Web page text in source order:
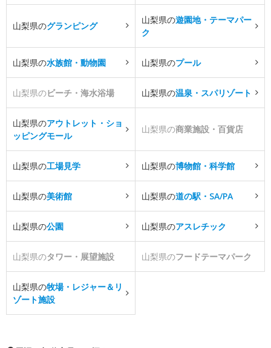
山梨県のグランピング
山梨県の遊園地・テーマパー
ク
山梨県の水族館・動物園 山梨県のプール
山梨県のビーチ・海水浴場 山梨県の温泉・スパリゾート
山梨県のアウトレット・ショ
ッピングモール
山梨県の商業施設・百貨店
山梨県の工場見学 山梨県の博物館・科学館
山梨県の美術館 山梨県の道の駅・SA/PA
山梨県の公園 山梨県のアスレチック
山梨県のタワー・展望施設 山梨県のフードテーマパーク
山梨県の牧場・レジャー＆リ
ゾート施設